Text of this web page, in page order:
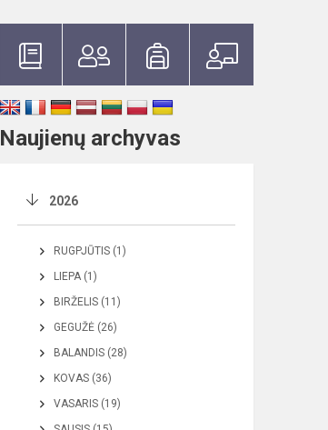
Naujienų archyvas
2026
RUGPJŪTIS (1)
LIEPA (1)
BIRŽELIS (11)
GEGUŽĖ (26)
BALANDIS (28)
KOVAS (36)
VASARIS (19)